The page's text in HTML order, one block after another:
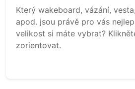
Který wakeboard, vázání,
apod. jsou právě pro vás
velikost si máte vybrat?
zorientovat.